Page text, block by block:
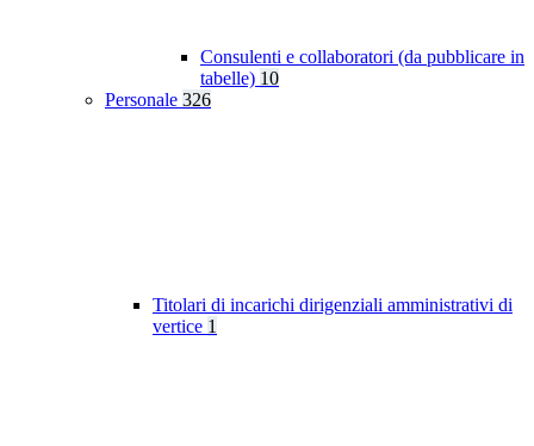
Consulenti e collaboratori (da pubblicare in
tabelle) 10
Personale 326
Titolari di incarichi dirigenziali amministrativi di
vertice 1